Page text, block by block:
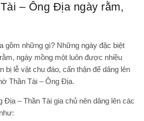
– Ông Địa ngày rằm,
gồm những gì? Những ngày đặc biệt
ngày mồng một luôn được nhiều
bị lễ vật chu đáo, cẩn thận để dâng lên
Thần Tài – Ông Địa.
Địa – Thần Tài gia chủ nên dâng lên các